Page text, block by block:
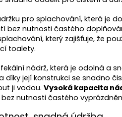
pro splachování, která je
bez nutnosti častého
který zajišťuje, že
toalety.
nádrž, která je odolná a
její konstrukci se snadno
ji vodou. Vysoká kapacita
nutnosti častého